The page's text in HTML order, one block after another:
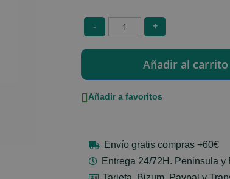
- +
Añadir a favoritos
Envío gratis compras +60€
Entrega 24/72H. Peninsula y